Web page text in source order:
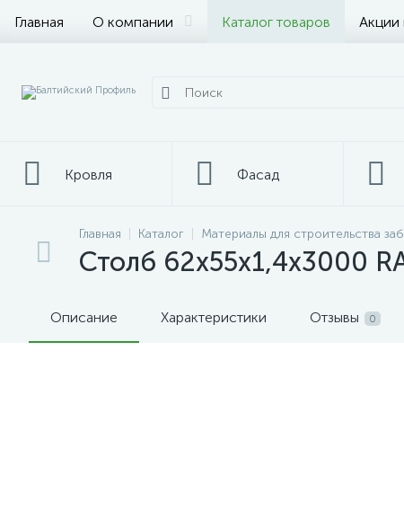
Главная О компании Каталог товаров Акции
Кровля Фасад
Металлопрокат
Главная Каталог Материалы для строительства
Столб 62х55х1,4х3000
Описание Характеристики Отзывы 0